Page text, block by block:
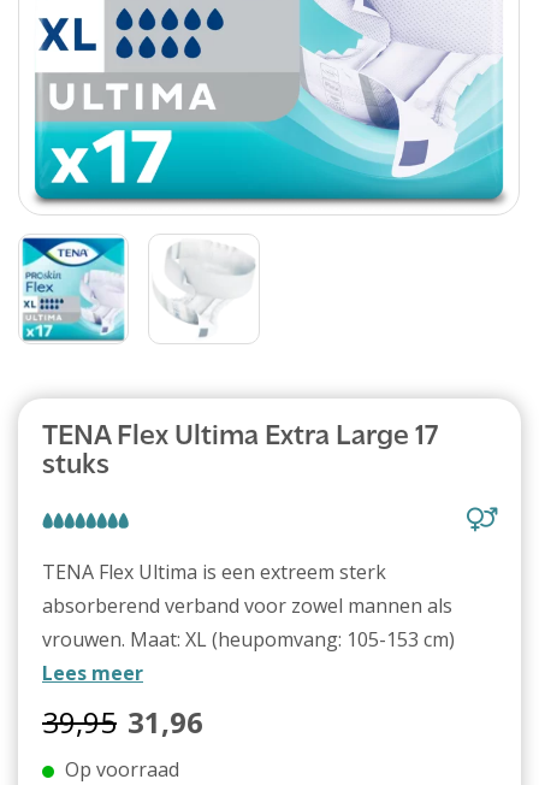
TENA Flex Ultima Extra Large 17
stuks
TENA Flex Ultima is een extreem sterk
absorberend verband voor zowel mannen als
vrouwen. Maat: XL (heupomvang: 105-153 cm)
Lees meer
39,95 31,96
Op voorraad